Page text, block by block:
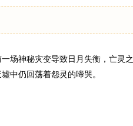
场神秘灾变导致日月失衡，亡灵之
中仍回荡着怨灵的啼哭。